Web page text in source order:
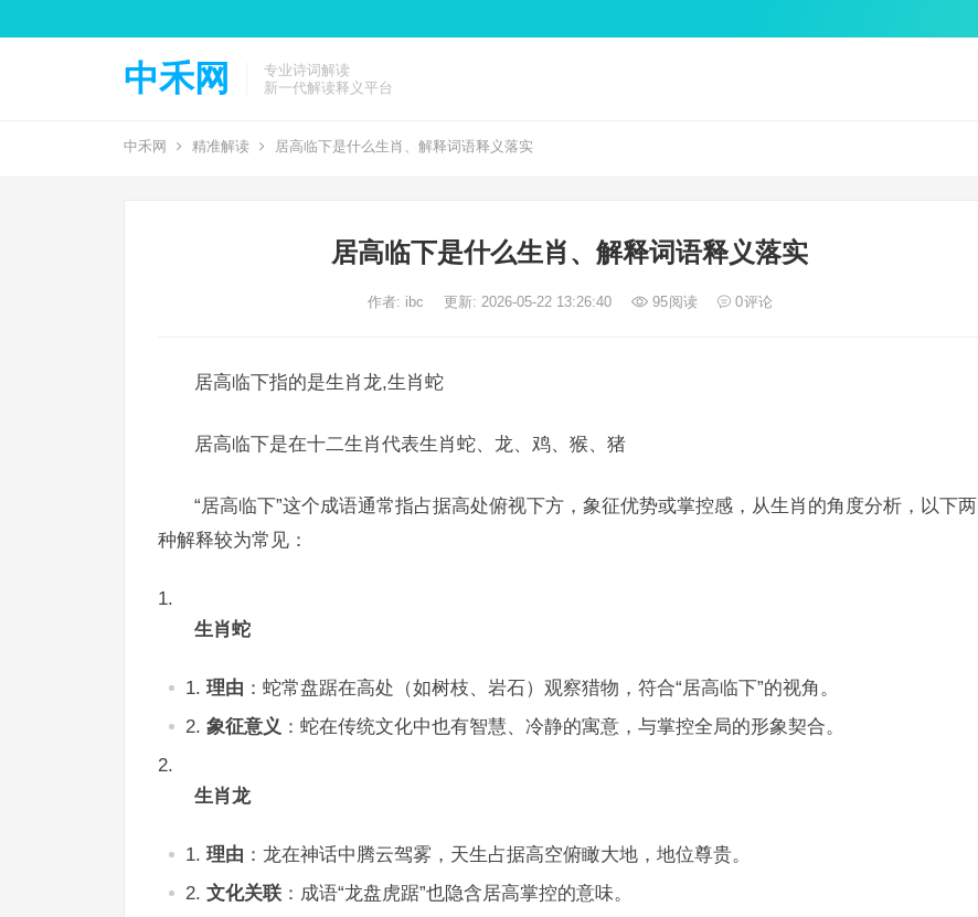
中禾网
专业诗词解读
新一代解读释义平台
中禾网 精准解读 居高临下是什么生肖、解释词语释义落实
居高临下是什么生肖、解释词语释义落实
作者: ibc 更新: 2026-05-22 13:26:40 95阅读 0评论
居高临下指的是生肖龙,生肖蛇
居高临下是在十二生肖代表生肖蛇、龙、鸡、猴、猪
“居高临下”这个成语通常指占据高处俯视下方，象征优势或掌控感，从生肖的角度分析，以下两
种解释较为常见：
生肖蛇
理由 ：蛇常盘踞在高处（如树枝、岩石）观察猎物，符合“居高临下”的视角。
象征意义 ：蛇在传统文化中也有智慧、冷静的寓意，与掌控全局的形象契合。
生肖龙
理由 ：龙在神话中腾云驾雾，天生占据高空俯瞰大地，地位尊贵。
文化关联 ：成语“龙盘虎踞”也隐含居高掌控的意味。